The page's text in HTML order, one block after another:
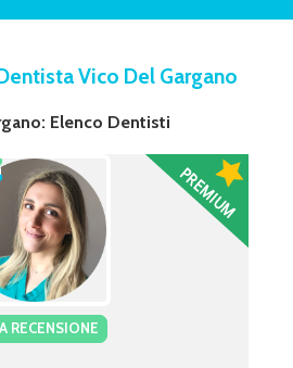
Vico Del Gargano
Elenco Dentisti
RECENSIONE